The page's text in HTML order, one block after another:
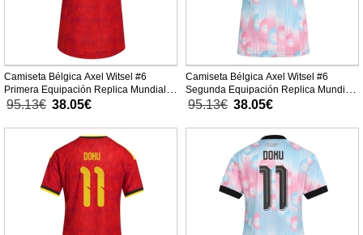
Camiseta Bélgica Axel Witsel #6
Primera Equipación Replica Mundial
2026 para mujer mangas cortas
95.13€ 38.05€
Camiseta Bélgica Axel Witsel #6
Segunda Equipación Replica Mundial
2026 para mujer mangas cortas
95.13€ 38.05€